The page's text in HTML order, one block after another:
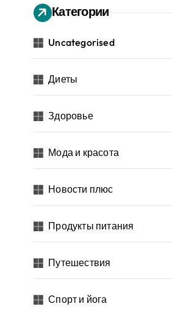
Категории
Uncategorised
Диеты
Здоровье
Мода и красота
Новости плюс
Продукты питания
Путешествия
Спорт и йога